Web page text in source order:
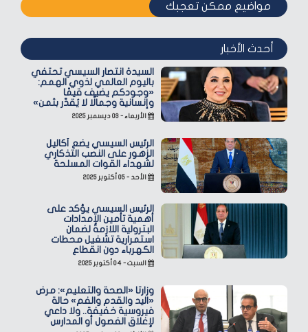
مواضيع ممكن تعجبك
أحدث الأخبار
السيدة انتصار السيسي تحتفي
باليوم العالمي لذوي الهمم:
«وجودكم يضيف قيمًا
وإنسانية وجمالًا لا يُقدّر بثمن»
الأربعاء - ٠٣ ديسمبر ٢٠٢٥
الرئيس السيسي يضع أكاليل
الزهور على النصب التذكاري
لشهداء القوات المسلحة
الأحد - ٠٥ أكتوبر ٢٠٢٥
الرئيس السيسي يؤكد على
أهمية تأمين الإمدادات
البترولية اللازمة لضمان
استمرارية تشغيل محطات
الكهرباء دون انقطاع
السبت - ٠٤ أكتوبر ٢٠٢٥
وزارتا «الصحة والتعليم»: مرض
«اليد والقدم والفم» حالة
فيروسية خفيفة.. ولا داعي
لإغلاق الفصول أو المدارس